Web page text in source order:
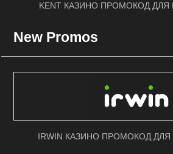
KENT КАЗИНО ПРОМОКОД ДЛЯ
New Promos
IRWIN КАЗИНО ПРОМОКОД